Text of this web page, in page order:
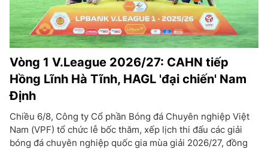
Vòng 1 V.League 2026/27: CAHN tiếp
Hồng Lĩnh Hà Tĩnh, HAGL 'đại chiến' Nam
Định
Chiều 6/8, Công ty Cổ phần Bóng đá Chuyên nghiệp Việt
Nam (VPF) tổ chức lễ bốc thăm, xếp lịch thi đấu các giải
bóng đá chuyên nghiệp quốc gia mùa giải 2026/27, đồng